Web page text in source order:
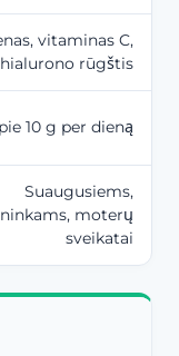
vitaminas C,
hialurono rūgštis
10 g per dieną
Suaugusiems,
moterų
sveikatai